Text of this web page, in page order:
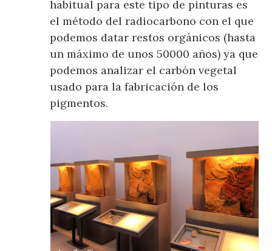
habitual para este tipo de pinturas es
el método del radiocarbono con el que
podemos datar restos orgánicos (hasta
un máximo de unos 50000 años) ya que
podemos analizar el carbón vegetal
usado para la fabricación de los
pigmentos.